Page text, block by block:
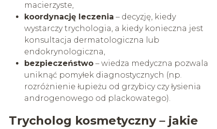
macierzyste,
koordynację leczenia – decyzję, kiedy
wystarczy trychologia, a kiedy konieczna jest
konsultacja dermatologiczna lub
endokrynologiczna,
bezpieczeństwo– wiedza medyczna pozwala
uniknąć pomyłek diagnostycznych (np.
rozróżnienie łupieżu od grzybicy czy łysienia
androgenowego od plackowatego).
Trycholog kosmetyczny – jakie